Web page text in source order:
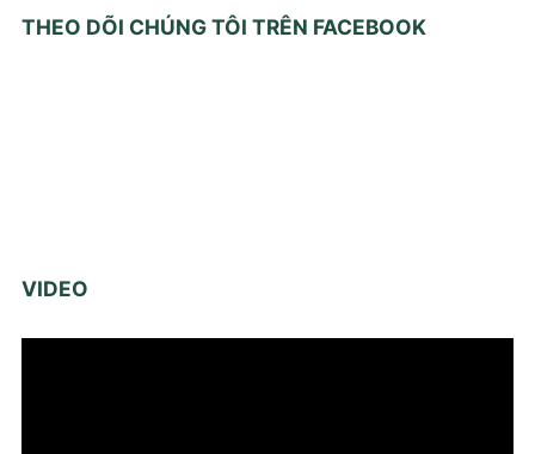
THEO DÕI CHÚNG TÔI TRÊN FACEBOOK
VIDEO